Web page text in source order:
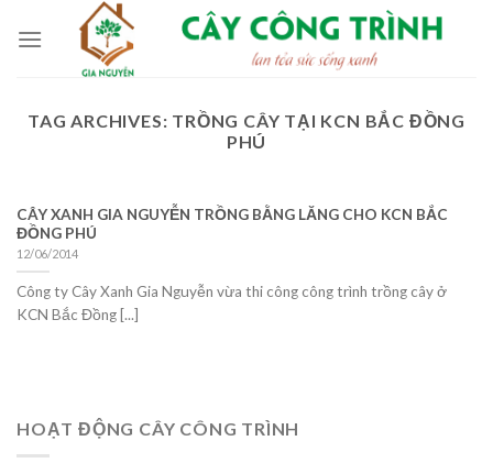
TAG ARCHIVES: TRỒNG CÂY TẠI KCN BẮC ĐỒNG
PHÚ
CÂY XANH GIA NGUYỄN TRỒNG BẰNG LĂNG CHO KCN BẮC
ĐỒNG PHÚ
12/06/2014
Công ty Cây Xanh Gia Nguyễn vừa thi công công trình trồng cây ở
KCN Bắc Đồng [...]
HOẠT ĐỘNG CÂY CÔNG TRÌNH